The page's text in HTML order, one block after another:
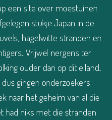
een site over moestuinen
stukje Japan in de
hagelwitte stranden en
Vrijwel nergens ter
ouder dan op dit eiland.
gingen onderzoekers
naar het geheim van al die
had niks met die stranden